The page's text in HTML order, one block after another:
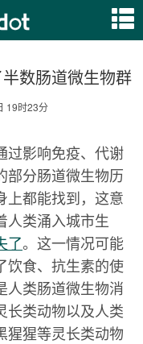
数肠道微生物群
19时23分
过影响免疫、代谢
部分肠道微生物历
上都能找到，这意
人类涌入城市生
了。这一情况可能
饮食、抗生素的使
人类肠道微生物消
长类动物以及人类
猩猩等灵长类动物